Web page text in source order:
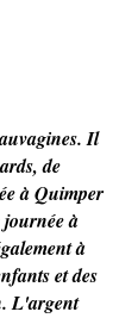
Il
de
à Quimper
à
à
et des
L'argent